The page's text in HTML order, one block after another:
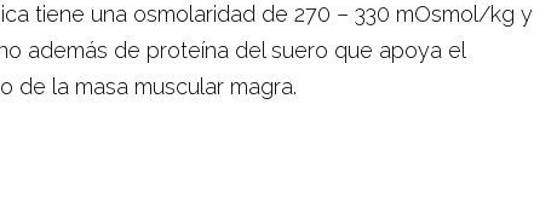
tiene una osmolaridad de 270 – 330 mOsmol/kg y
además de proteína del suero que apoya el
de la masa muscular magra.